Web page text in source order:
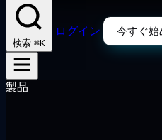
検索 ⌘K
ログイン 今すぐ始
製品